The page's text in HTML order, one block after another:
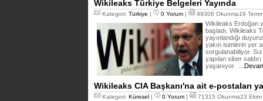
Wikileaks Türkiye Belgeleri Yayında
Kategori: Türkiye | 0 Yorum | 99306 Okunma19
Wikileaks Erdoğan
başladı. Wikileaks
yayınlandığı
yakın isimlerin yer
sorgulanabiliyor.
yapılan siber
yaşanıyor.
Wikileaks CIA Başkanı'na ait e-postaları
Kategori: Küresel | 0 Yorum | 71315 Okunma23